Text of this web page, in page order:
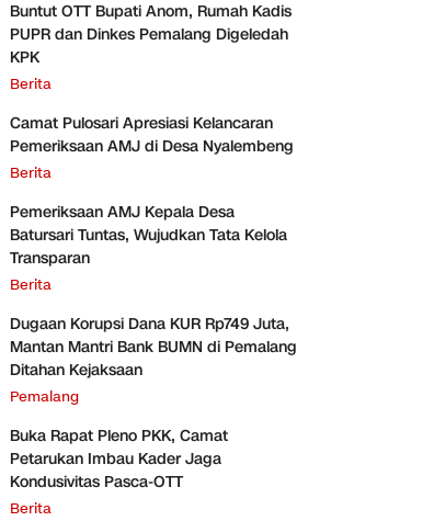
Buntut OTT Bupati Anom, Rumah Kadis
PUPR dan Dinkes Pemalang Digeledah
KPK
Berita
Camat Pulosari Apresiasi Kelancaran
Pemeriksaan AMJ di Desa Nyalembeng
Berita
Pemeriksaan AMJ Kepala Desa
Batursari Tuntas, Wujudkan Tata Kelola
Transparan
Berita
Dugaan Korupsi Dana KUR Rp749 Juta,
Mantan Mantri Bank BUMN di Pemalang
Ditahan Kejaksaan
Pemalang
Buka Rapat Pleno PKK, Camat
Petarukan Imbau Kader Jaga
Kondusivitas Pasca-OTT
Berita